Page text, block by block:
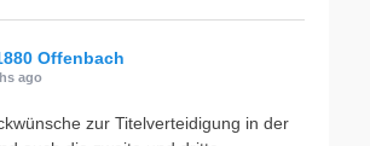
Offenbach
ago
zur Titelverteidigung in der